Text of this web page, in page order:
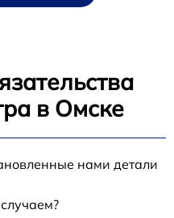
в Омске
нами детали